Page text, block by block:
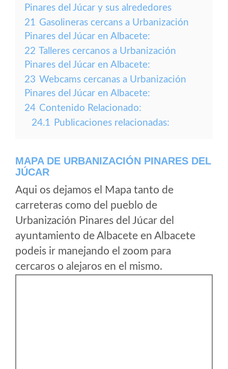
Pinares del Júcar y sus alrededores
21 Gasolineras cercans a Urbanización
Pinares del Júcar en Albacete:
22 Talleres cercanos a Urbanización
Pinares del Júcar en Albacete:
23 Webcams cercanas a Urbanización
Pinares del Júcar en Albacete:
24 Contenido Relacionado:
24.1 Publicaciones relacionadas:
MAPA DE URBANIZACIÓN PINARES DEL
JÚCAR
Aqui os dejamos el Mapa tanto de
carreteras como del pueblo de
Urbanización Pinares del Júcar del
ayuntamiento de Albacete en Albacete
podeis ir manejando el zoom para
cercaros o alejaros en el mismo.